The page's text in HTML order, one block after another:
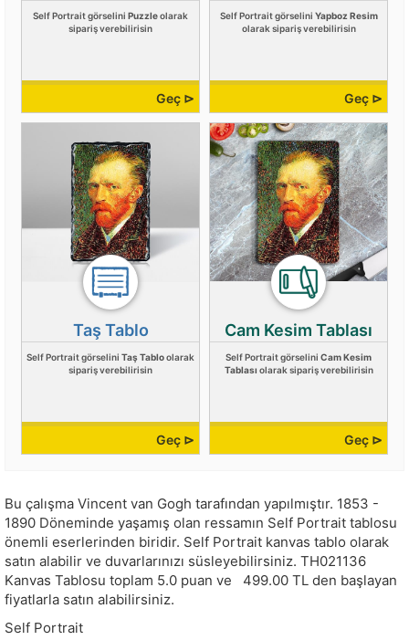
Self Portrait görselini Puzzleolarak
sipariş verebilirisin
Geç ⊳
Self Portrait görselini Yapboz Resim
olarak sipariş verebilirisin
Geç ⊳
Taş Tablo
Self Portrait görselini Taş Tabloolarak
sipariş verebilirisin
Geç ⊳
Cam Kesim Tablası
Self Portrait görselini Cam Kesim
Tablası olarak sipariş verebilirisin
Geç ⊳
Bu çalışma Vincent van Gogh tarafından yapılmıştır. 1853 -
1890 Döneminde yaşamış olan ressamın Self Portrait tablosu
önemli eserlerinden biridir. Self Portrait kanvas tablo olarak
satın alabilir ve duvarlarınızı süsleyebilirsiniz. TH021136
Kanvas Tablosu toplam 5.0 puan ve 499.00 TL den başlayan
fiyatlarla satın alabilirsiniz.
Self Portrait